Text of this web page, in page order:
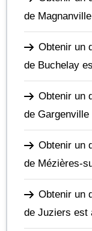
de Magnanville
Obtenir un
de Buchelay
Obtenir un
de Gargenville
Obtenir un
de Mézières-
Obtenir un
de Juziers est